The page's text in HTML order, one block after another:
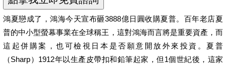
鴻夏戀成了，鴻海今天宣布砸3888億日圓收購夏普。百年老店夏
普的中小型螢幕事業在全球稱王，這對鴻海而言將是重要資產，而
這起併購案，也可檢視日本是否願意開放外來投資。夏普
（Sharp）1912年以生產皮帶扣和鉛筆起家，但1個世紀後，這家